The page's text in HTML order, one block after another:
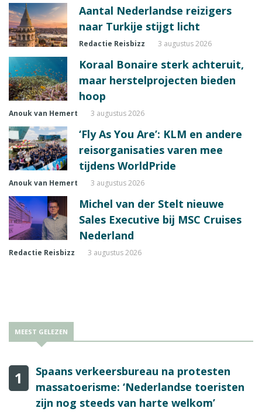
Aantal Nederlandse reizigers
naar Turkije stijgt licht
Redactie Reisbizz 3 augustus 2026
Koraal Bonaire sterk achteruit,
maar herstelprojecten bieden
hoop
Anouk van Hemert 3 augustus 2026
‘Fly As You Are’: KLM en andere
reisorganisaties varen mee
tijdens WorldPride
Anouk van Hemert 3 augustus 2026
Michel van der Stelt nieuwe
Sales Executive bij MSC Cruises
Nederland
Redactie Reisbizz 3 augustus 2026
MEEST GELEZEN
1
Spaans verkeersbureau na protesten
massatoerisme: ‘Nederlandse toeristen
zijn nog steeds van harte welkom’